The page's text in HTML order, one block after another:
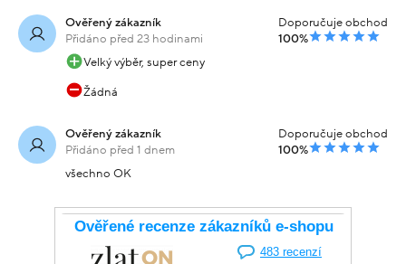
Ověřený zákazník
Přidáno před 23 hodinami
Doporučuje obchod
100%
Velký výběr, super ceny
Žádná
Ověřený zákazník
Přidáno před 1 dnem
Doporučuje obchod
100%
všechno OK